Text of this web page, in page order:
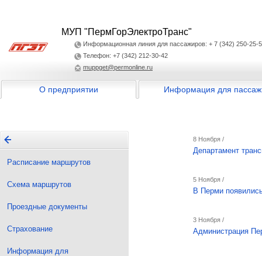
МУП "ПермГорЭлектроТранс"
Информационная линия для пассажиров: + 7 (342) 250-25-
Телефон: +7 (342) 212-30-42
muppget@permonline.ru
О предприятии Информация для
Расписание маршрутов
Схема маршрутов
Проездные документы
Страхование
Информация для
8 Ноября /
Департамент
5 Ноября /
В Перми
3 Ноября /
Администрация